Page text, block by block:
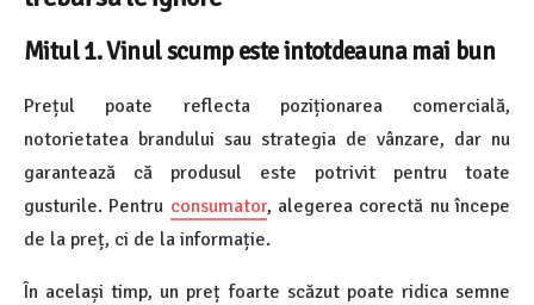
Mitul 1. Vinul scump este intotdeauna mai bun
Prețul poate reflecta poziționarea comercială,
notorietatea brandului sau strategia de vânzare, dar nu
garantează că produsul este potrivit pentru toate
gusturile. Pentru consumator, alegerea corectă nu începe
de la preț, ci de la informație.
În același timp, un preț foarte scăzut poate ridica semne